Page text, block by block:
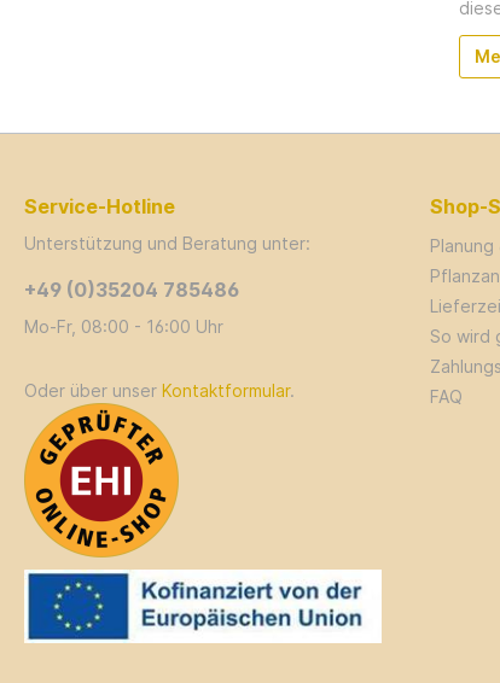
Service-Hotline
Unterstützung und Beratung unter:
+49 (0)35204 785486
Mo-Fr, 08:00 - 16:00 Uhr
Oder über unser Kontaktformular.
Shop-
Planung
So wird
FAQ